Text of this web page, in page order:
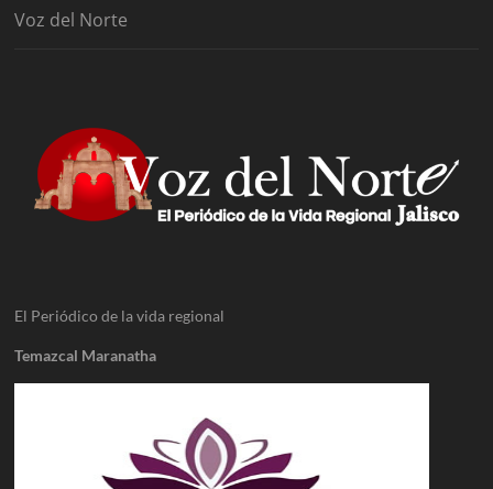
Voz del Norte
El Periódico de la vida regional
Temazcal Maranatha